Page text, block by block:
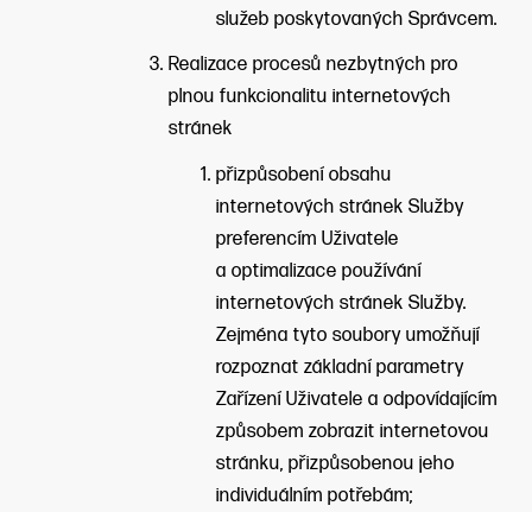
služeb poskytovaných Správcem.
Realizace procesů nezbytných pro
plnou funkcionalitu internetových
stránek
přizpůsobení obsahu
internetových stránek Služby
preferencím Uživatele
a optimalizace používání
internetových stránek Služby.
Zejména tyto soubory umožňují
rozpoznat základní parametry
Zařízení Uživatele a odpovídajícím
způsobem zobrazit internetovou
stránku, přizpůsobenou jeho
individuálním potřebám;